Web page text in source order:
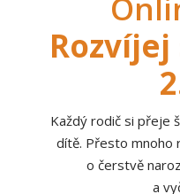
Každý rodič si přeje
dítě. Přesto mnoho
o čerstvě
a